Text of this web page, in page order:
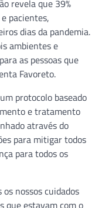
revela que 39%
pacientes,
dias da pandemia.
ambientes e
as pessoas que
Favoreto.
protocolo baseado
e tratamento
através do
para mitigar todos
para todos os
nossos cuidados
que estavam com o